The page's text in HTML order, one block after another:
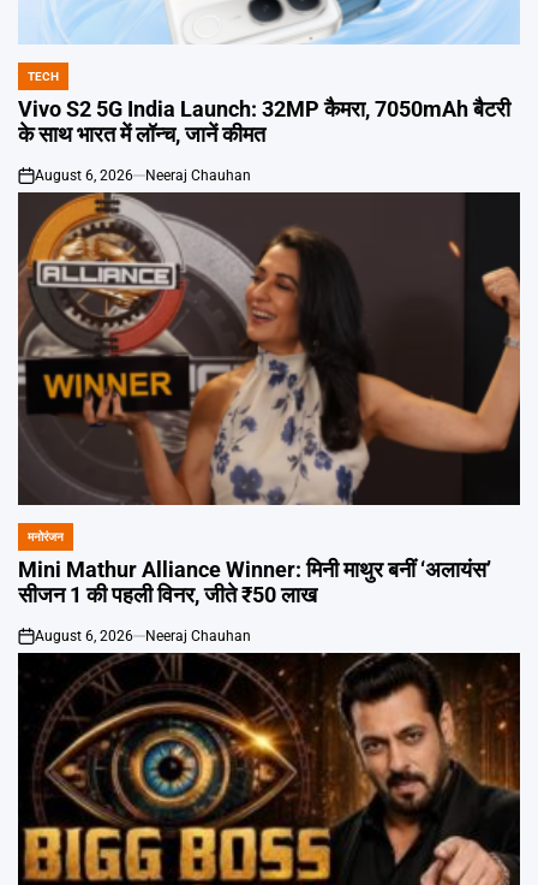
POSTED
IN
TECH
Vivo S2 5G India Launch: 32MP कैमरा, 7050mAh बैटरी
के साथ भारत में लॉन्च, जानें कीमत
on
August 6, 2026 Neeraj Chauhan
POSTED
IN
मनोरंजन
Mini Mathur Alliance Winner: मिनी माथुर बनीं ‘अलायंस’
सीजन 1 की पहली विनर, जीते ₹50 लाख
on
August 6, 2026 Neeraj Chauhan